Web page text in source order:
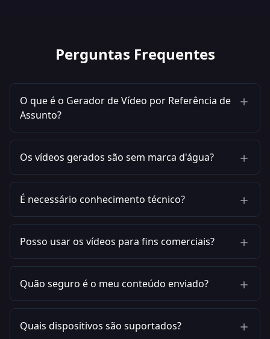
Perguntas Frequentes
O que é o Gerador de Vídeo por Referência de
Assunto?
Os vídeos gerados são sem marca d'água?
É necessário conhecimento técnico?
Posso usar os vídeos para fins comerciais?
Quão seguro é o meu conteúdo enviado?
Quais dispositivos são suportados?